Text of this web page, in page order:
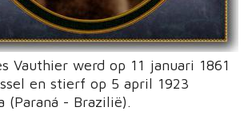
Vauthier werd op 11 januari 1861
en stierf op 5 april 1923
(Paraná - Brazilië).